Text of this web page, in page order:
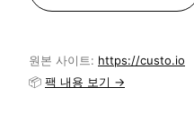
원본 사이트: https://custo.io
📦 팩 내용 보기 →